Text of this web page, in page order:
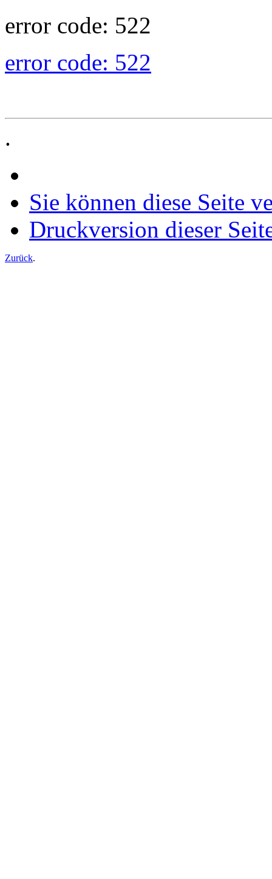
error code: 522
error code: 522
.
Sie können diese Seite
Druckversion dieser
Zurück.